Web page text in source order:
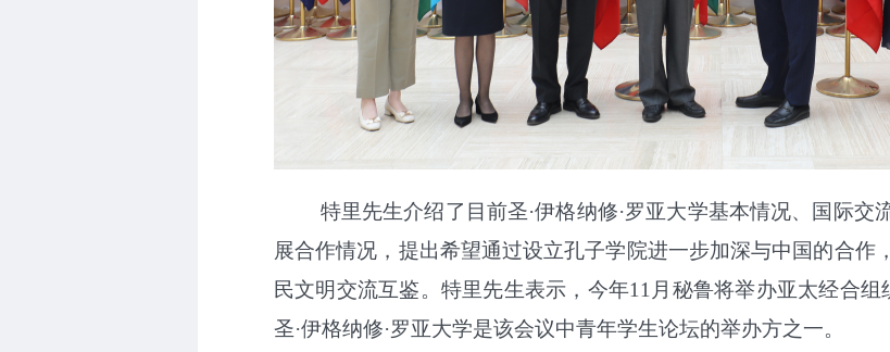
特里先生介绍了目前圣·伊格纳修·罗亚大学基本情况、国际交
展合作情况，提出希望通过设立孔子学院进一步加深与中国的合作
民文明交流互鉴。特里先生表示，今年11 月秘鲁将举办亚太经合组
圣·伊格纳修·罗亚大学是该会议中青年学生论坛的举办方之一。